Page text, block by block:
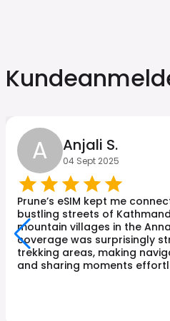
A Anjali S.
04 Sept 2025
Prune’s eSIM kept me
bustling streets of
mountain villages in the
coverage was surprisingly
trekking areas, making
and sharing moments